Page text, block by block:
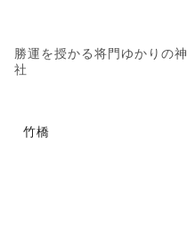
勝運を授かる将門ゆかりの神
社
竹橋